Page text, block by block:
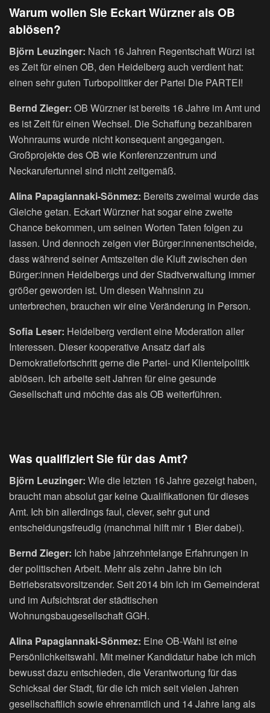
Warum wollen Sie Eckart Würzner als OB
ablösen?
Björn Leuzinger: Nach 16 Jahren Regentschaft Würzi ist
es Zeit für einen OB, den Heidelberg auch verdient hat:
einen sehr guten Turbopolitiker der Partei Die PARTEI!
Bernd Zieger: OB Würzner ist bereits 16 Jahre im Amt und
es ist Zeit für einen Wechsel. Die Schaffung bezahlbaren
Wohnraums wurde nicht konsequent angegangen.
Großprojekte des OB wie Konferenzzentrum und
Neckarufertunnel sind nicht zeitgemäß.
Alina Papagiannaki-Sönmez: Bereits zweimal wurde das
Gleiche getan. Eckart Würzner hat sogar eine zweite
Chance bekommen, um seinen Worten Taten folgen zu
lassen. Und dennoch zeigen vier Bürger:innenentscheide,
dass während seiner Amtszeiten die Kluft zwischen den
Bürger:innen Heidelbergs und der Stadtverwaltung immer
größer geworden ist. Um diesen Wahnsinn zu
unterbrechen, brauchen wir eine Veränderung in Person.
Sofia Leser: Heidelberg verdient eine Moderation aller
Interessen. Dieser kooperative Ansatz darf als
Demokratiefortschritt gerne die Partei- und Klientelpolitik
ablösen. Ich arbeite seit Jahren für eine gesunde
Gesellschaft und möchte das als OB weiterführen.
Was qualifiziert Sie für das Amt?
Björn Leuzinger: Wie die letzten 16 Jahre gezeigt haben,
braucht man absolut gar keine Qualifikationen für dieses
Amt. Ich bin allerdings faul, clever, sehr gut und
entscheidungsfreudig (manchmal hilft mir 1 Bier dabei).
Bernd Zieger: Ich habe jahrzehntelange Erfahrungen in
der politischen Arbeit. Mehr als zehn Jahre bin ich
Betriebsratsvorsitzender. Seit 2014 bin ich im Gemeinderat
und im Aufsichtsrat der städtischen
Wohnungsbaugesellschaft GGH.
Alina Papagiannaki-Sönmez: Eine OB-Wahl ist eine
Persönlichkeitswahl. Mit meiner Kandidatur habe ich mich
bewusst dazu entschieden, die Verantwortung für das
Schicksal der Stadt, für die ich mich seit vielen Jahren
gesellschaftlich sowie ehrenamtlich und 14 Jahre lang als